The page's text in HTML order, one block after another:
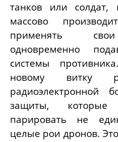
танков или солдат,
массово
применять
одновременно
системы
новому витку
радиоэлектронной
защиты,
парировать не
целые рои дронов.